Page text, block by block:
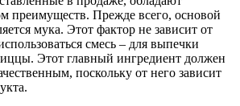
преимуществ. Прежде всего, основой
мука. Этот фактор не зависит от
смесь – для выпечки
Этот главный ингредиент должен
поскольку от него зависит